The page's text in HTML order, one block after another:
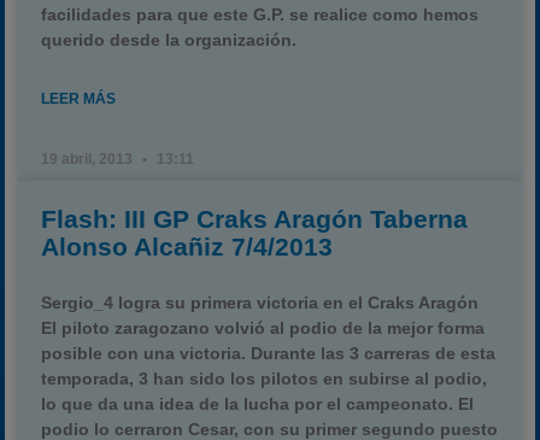
facilidades para que este G.P. se realice como hemos
querido desde la organización.
LEER MÁS
19 abril, 2013 13:11
Flash: III GP Craks Aragón Taberna
Alonso Alcañiz 7/4/2013
Sergio_4 logra su primera victoria en el Craks Aragón
El piloto zaragozano volvió al podio de la mejor forma
posible con una victoria. Durante las 3 carreras de esta
temporada, 3 han sido los pilotos en subirse al podio,
lo que da una idea de la lucha por el campeonato. El
podio lo cerraron Cesar, con su primer segundo puesto